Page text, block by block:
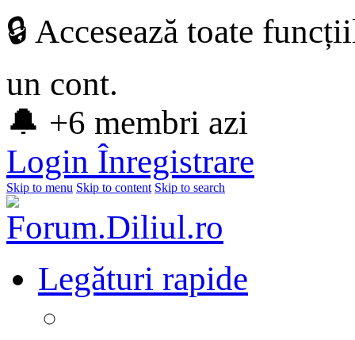
🔒 Accesează toate
un cont.
🔔 +6 membri azi
Login Înregistrare
Skip to menu Skip to content Skip to search
Legături rapide